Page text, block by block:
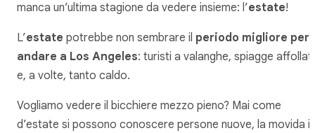
manca un’ultima stagione da vedere insieme: l’estate!
L’estate potrebbe non sembrare il periodo migliore per
andare a Los Angeles: turisti a valanghe, spiagge
e, a volte, tanto caldo.
Vogliamo vedere il bicchiere mezzo pieno? Mai come
d’estate si possono conoscere persone nuove, la movida in